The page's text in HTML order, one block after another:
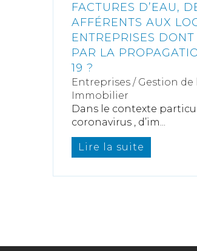
FACTURES D’EAU,
AFFÉRENTS AUX
ENTREPRISES
PAR LA
19 ?
Entreprises / Gestion
Immobilier
Dans le contexte
coronavirus , d’im...
Lire la suite